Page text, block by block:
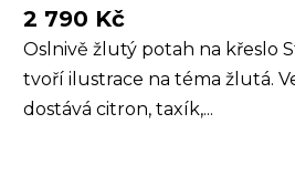
2 790 Kč
Oslnivě žlutý potah na křeslo
tvoří ilustrace na téma žlutá.
dostává citron, taxík,...